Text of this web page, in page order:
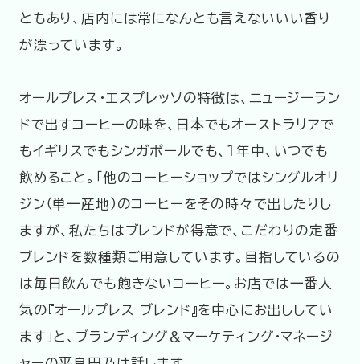
ともあり、店内には常になんとも言えないいい香り
が漂っています。
オールプレス・エスプレッソの特徴は、ニュージーラン
ドで出すコーヒーの味を、日本でもオーストラリアで
もイギリスでもシンガポールでも、1年中、いつでも
飲めること。「他のコーヒーショップではシングルオリ
ジン（単一産地）のコーヒーをその時々で出したりし
ますが、私たちはブレンドが得意で、こだわりの定番
ブレンドを数種類ご用意しています。目指しているの
は毎日飲んでも飽きないコーヒー。お店では一番人
気の『オールプレス ブレンド』を中心にお出ししてい
ます」と、ブランディング＆マーケティング・マネージ